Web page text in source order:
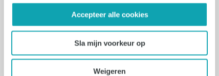
Accepteer alle cookies
Sla mijn voorkeur op
Weigeren